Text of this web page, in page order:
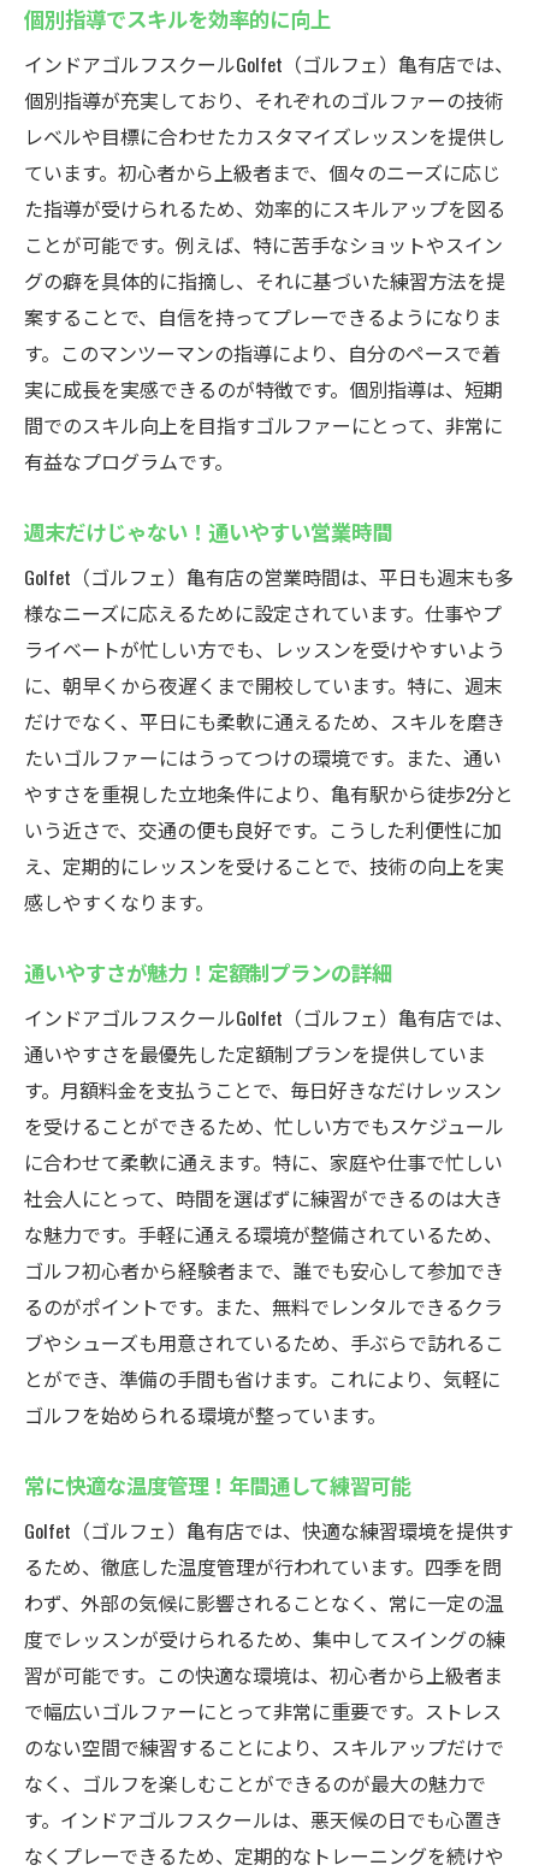
個別指導でスキルを効率的に向上
インドアゴルフスクールGolfet（ゴルフェ）亀有店では、
個別指導が充実しており、それぞれのゴルファーの技術
レベルや目標に合わせたカスタマイズレッスンを提供し
ています。初心者から上級者まで、個々のニーズに応じ
た指導が受けられるため、効率的にスキルアップを図る
ことが可能です。例えば、特に苦手なショットやスイン
グの癖を具体的に指摘し、それに基づいた練習方法を提
案することで、自信を持ってプレーできるようになりま
す。このマンツーマンの指導により、自分のペースで着
実に成長を実感できるのが特徴です。個別指導は、短期
間でのスキル向上を目指すゴルファーにとって、非常に
有益なプログラムです。
週末だけじゃない！通いやすい営業時間
Golfet（ゴルフェ）亀有店の営業時間は、平日も週末も多
様なニーズに応えるために設定されています。仕事やプ
ライベートが忙しい方でも、レッスンを受けやすいよう
に、朝早くから夜遅くまで開校しています。特に、週末
だけでなく、平日にも柔軟に通えるため、スキルを磨き
たいゴルファーにはうってつけの環境です。また、通い
やすさを重視した立地条件により、亀有駅から徒歩2分と
いう近さで、交通の便も良好です。こうした利便性に加
え、定期的にレッスンを受けることで、技術の向上を実
感しやすくなります。
通いやすさが魅力！定額制プランの詳細
インドアゴルフスクールGolfet（ゴルフェ）亀有店では、
通いやすさを最優先した定額制プランを提供していま
す。月額料金を支払うことで、毎日好きなだけレッスン
を受けることができるため、忙しい方でもスケジュール
に合わせて柔軟に通えます。特に、家庭や仕事で忙しい
社会人にとって、時間を選ばずに練習ができるのは大き
な魅力です。手軽に通える環境が整備されているため、
ゴルフ初心者から経験者まで、誰でも安心して参加でき
るのがポイントです。また、無料でレンタルできるクラ
ブやシューズも用意されているため、手ぶらで訪れるこ
とができ、準備の手間も省けます。これにより、気軽に
ゴルフを始められる環境が整っています。
常に快適な温度管理！年間通して練習可能
Golfet（ゴルフェ）亀有店では、快適な練習環境を提供す
るため、徹底した温度管理が行われています。四季を問
わず、外部の気候に影響されることなく、常に一定の温
度でレッスンが受けられるため、集中してスイングの練
習が可能です。この快適な環境は、初心者から上級者ま
で幅広いゴルファーにとって非常に重要です。ストレス
のない空間で練習することにより、スキルアップだけで
なく、ゴルフを楽しむことができるのが最大の魅力で
す。インドアゴルフスクールは、悪天候の日でも心置き
なくプレーできるため、定期的なトレーニングを続けや